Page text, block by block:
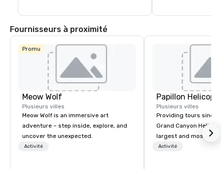
Fournisseurs à proximité
Promu
Meow Wolf
Plusieurs villes
Meow Wolf is an immersive art
adventure – step inside, explore, and
uncover the unexpected.
Activité
Plusieurs villes
Providing tours since
Grand Canyon
largest and most
operator in the Grand
Activité